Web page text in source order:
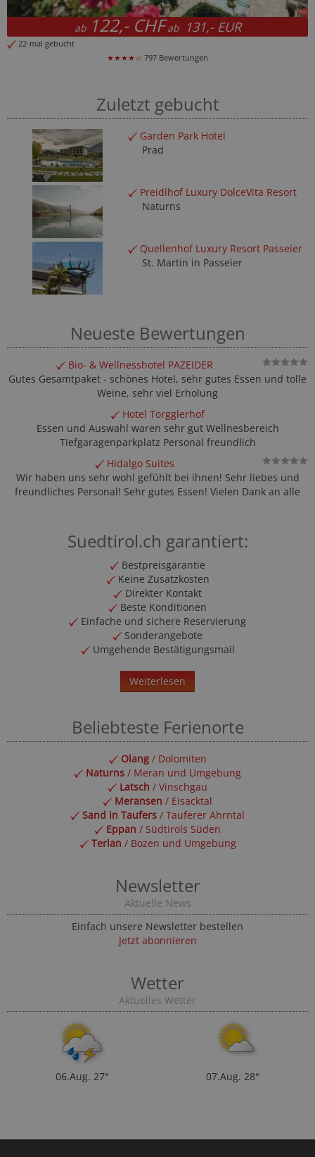
ab130,50 CHF
Zuletzt gebucht
Garden Park Hotel
Prad
Preidlhof Luxury DolceVita Resort
Naturns
Quellenhof Luxury Resort Passeier
St. Martin in Passeier
Neueste Bewertungen
Bio- & Wellnesshotel PAZEIDER
Gutes Gesamtpaket - schönes Hotel, sehr gutes Essen und tolle
Weine, sehr viel Erholung
Hotel Torgglerhof
Essen und Auswahl waren sehr gut Wellnesbereich
Tiefgaragenparkplatz Personal freundlich
Hidalgo Suites
Wir haben uns sehr wohl gefühlt bei ihnen! Sehr liebes und
freundliches Personal! Sehr gutes Essen! Vielen Dank an alle
Suedtirol.ch garantiert:
Bestpreisgarantie
Keine Zusatzkosten
Direkter Kontakt
Beste Konditionen
Einfache und sichere Reservierung
Sonderangebote
Umgehende Bestätigungsmail
Weiterlesen
Beliebteste Ferienorte
Olang/ Dolomiten
Naturns / Meran und Umgebung
Latsch / Vinschgau
Meransen / Eisacktal
Sand in Taufers / Tauferer Ahrntal
Eppan / Südtirols Süden
Terlan / Bozen und Umgebung
Newsletter
Aktuelle News
Einfach unsere Newsletter bestellen
Jetzt abonnieren
Wetter
Aktuelles Wetter
06.Aug. 27° 07.Aug. 28°